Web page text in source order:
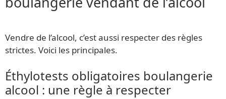
Vendre de l’alcool, c’est aussi respecter des règles
strictes. Voici les principales.
Éthylotests obligatoires boulangerie
alcool : une règle à respecter